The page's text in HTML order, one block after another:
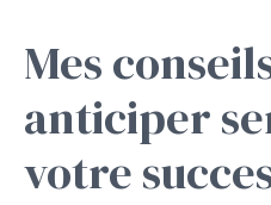
Mes
anticiper
votre